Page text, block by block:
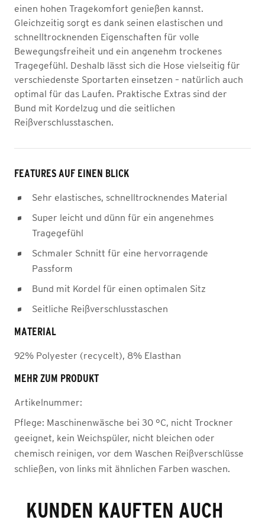
einen hohen Tragekomfort genießen kannst.
Gleichzeitig sorgt es dank seinen elastischen und
schnelltrocknenden Eigenschaften für volle
Bewegungsfreiheit und ein angenehm trockenes
Tragegefühl. Deshalb lässt sich die Hose vielseitig für
verschiedenste Sportarten einsetzen – natürlich auch
optimal für das Laufen. Praktische Extras sind der
Bund mit Kordelzug und die seitlichen
Reißverschlusstaschen.
FEATURES AUF EINEN BLICK
Sehr elastisches, schnelltrocknendes Material
Super leicht und dünn für ein angenehmes
Tragegefühl
Schmaler Schnitt für eine hervorragende
Passform
Bund mit Kordel für einen optimalen Sitz
Seitliche Reißverschlusstaschen
MATERIAL
92% Polyester (recycelt), 8% Elasthan
MEHR ZUM PRODUKT
Artikelnummer:
Pflege: Maschinenwäsche bei 30 °C, nicht Trockner
geeignet, kein Weichspüler, nicht bleichen oder
chemisch reinigen, vor dem Waschen Reißverschlüsse
schließen, von links mit ähnlichen Farben waschen.
KUNDEN KAUFTEN AUCH